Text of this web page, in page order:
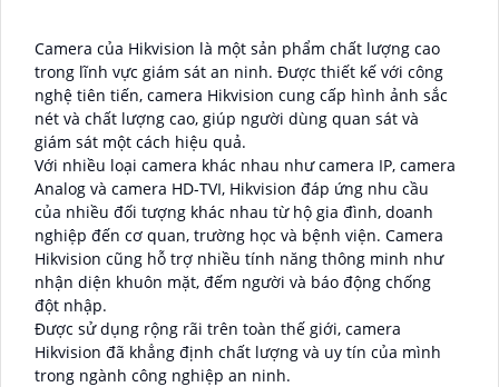
Camera của Hikvision là một sản phẩm chất lượng cao
trong lĩnh vực giám sát an ninh. Được thiết kế với công
nghệ tiên tiến, camera Hikvision cung cấp hình ảnh sắc
nét và chất lượng cao, giúp người dùng quan sát và
giám sát một cách hiệu quả.
Với nhiều loại camera khác nhau như camera IP, camera
Analog và camera HD-TVI, Hikvision đáp ứng nhu cầu
của nhiều đối tượng khác nhau từ hộ gia đình, doanh
nghiệp đến cơ quan, trường học và bệnh viện. Camera
Hikvision cũng hỗ trợ nhiều tính năng thông minh như
nhận diện khuôn mặt, đếm người và báo động chống
đột nhập.
Được sử dụng rộng rãi trên toàn thế giới, camera
Hikvision đã khẳng định chất lượng và uy tín của mình
trong ngành công nghiệp an ninh.